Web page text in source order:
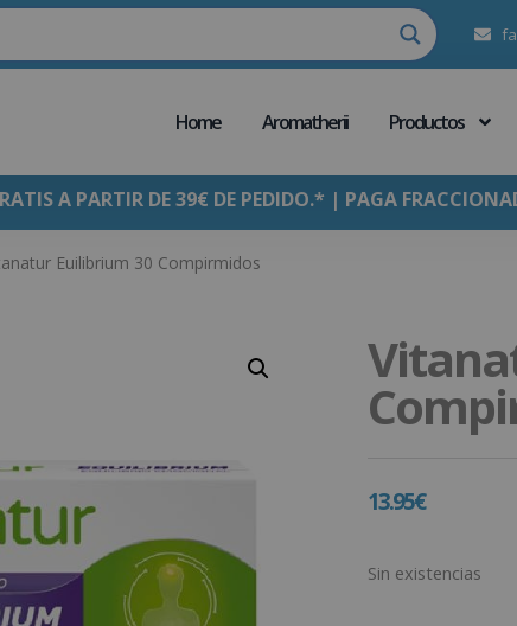
Home Aromatherii Productos
A PARTIR DE 39€ DE PEDIDO.* | PAGA
Euilibrium 30 Compirmidos
13.95€
Sin existencias